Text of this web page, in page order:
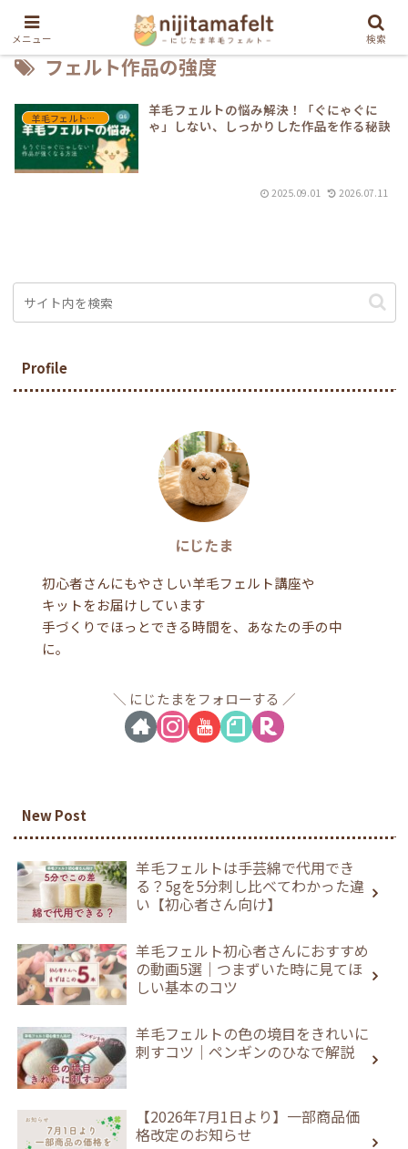
フェルト作品の強度
羊毛フェルトQ&A
羊毛フェルトの悩み解決！「ぐにゃぐに
ゃ」しない、しっかりした作品を作る秘訣
2025.09.01 2026.07.11
Profile
にじたま
初心者さんにもやさしい羊毛フェルト講座や
キットをお届けしています
手づくりでほっとできる時間を、あなたの手の中
に。
にじたまをフォローする
New Post
羊毛フェルトは手芸綿で代用でき
る？5gを5分刺し比べてわかった違
い【初心者さん向け】
羊毛フェルト初心者さんにおすすめ
の動画5選｜つまずいた時に見てほ
しい基本のコツ
羊毛フェルトの色の境目をきれいに
刺すコツ｜ペンギンのひなで解説
【2026年7月1日より】一部商品価
格改定のお知らせ
メニュー 検索